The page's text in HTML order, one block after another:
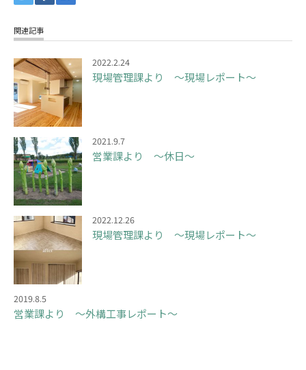
関連記事
2022.2.24
現場管理課より ～現場レポート～
2021.9.7
営業課より ～休日～
2022.12.26
現場管理課より ～現場レポート～
2019.8.5
営業課より ～外構工事レポート～